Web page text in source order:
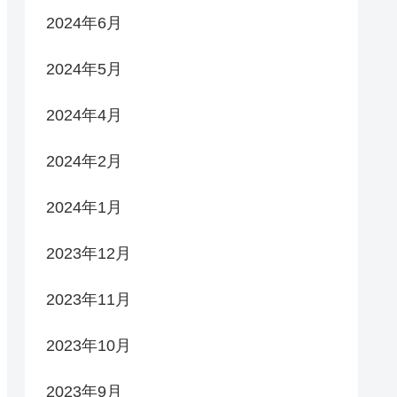
2024年6月
2024年5月
2024年4月
2024年2月
2024年1月
2023年12月
2023年11月
2023年10月
2023年9月